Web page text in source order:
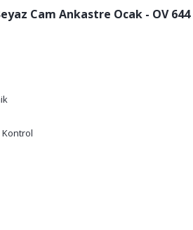
Cam Ankastre Ocak - OV 644
Kontrol